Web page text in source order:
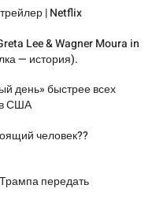
| Netflix
Lee & Wagner Moura in
— история).
день» быстрее всех
США
человек??
передать